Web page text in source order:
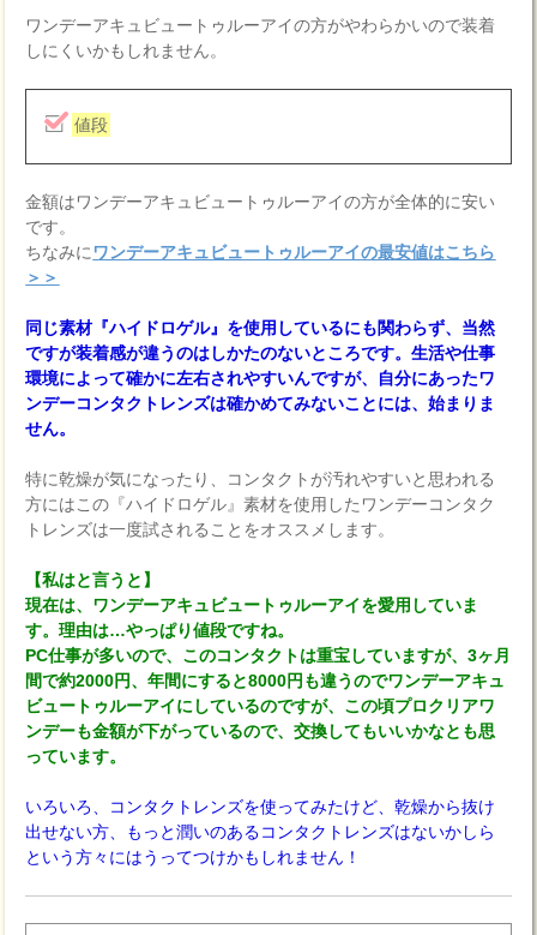
ワンデーアキュビュートゥルーアイの方がやわらかいので装着
しにくいかもしれません。
値段
金額はワンデーアキュビュートゥルーアイの方が全体的に安い
です。
ちなみに ワンデーアキュビュートゥルーアイの最安値はこちら
＞＞
同じ素材『ハイドロゲル』を使用しているにも関わらず、当然
ですが装着感が違うのはしかたのないところです。生活や仕事
環境によって確かに左右されやすいんですが、自分にあったワ
ンデーコンタクトレンズは確かめてみないことには、始まりま
せん。
特に乾燥が気になったり、コンタクトが汚れやすいと思われる
方にはこの『ハイドロゲル』素材を使用したワンデーコンタク
トレンズは一度試されることをオススメします。
【私はと言うと】
現在は、ワンデーアキュビュートゥルーアイを愛用していま
す。理由は…やっぱり値段ですね。
PC仕事が多いので、このコンタクトは重宝していますが、3ヶ月
間で約2000円、年間にすると8000円も違うのでワンデーアキュ
ビュートゥルーアイにしているのですが、この頃プロクリアワ
ンデーも金額が下がっているので、交換してもいいかなとも思
っています。
いろいろ、コンタクトレンズを使ってみたけど、乾燥から抜け
出せない方、もっと潤いのあるコンタクトレンズはないかしら
という方々にはうってつけかもしれません！